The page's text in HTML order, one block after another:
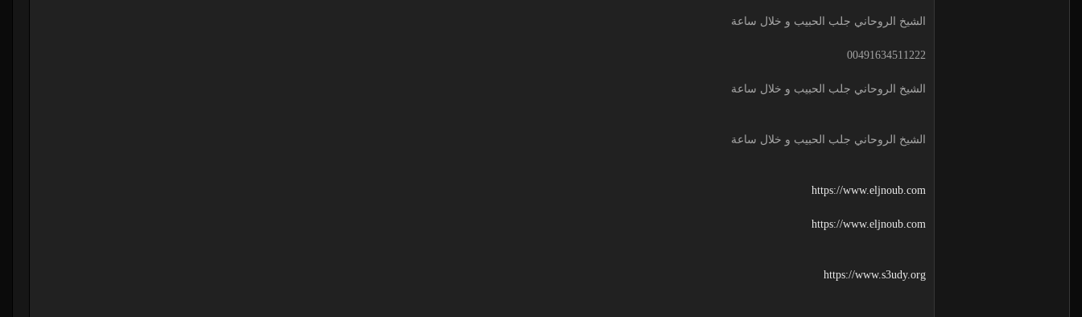
الشيخ الروحاني جلب الحبيب و خلال ساعة
00491634511222
الشيخ الروحاني جلب الحبيب و خلال ساعة
الشيخ الروحاني جلب الحبيب و خلال ساعة
https://www.eljnoub.com
https://www.eljnoub.com
https://www.s3udy.org